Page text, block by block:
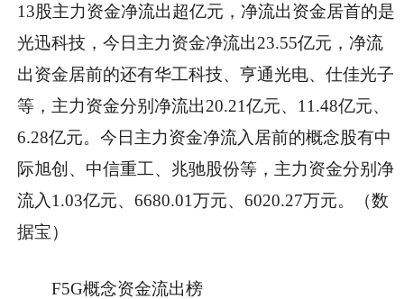
13股主力资金净流出超亿元，净流出资金居首的是
光迅科技，今日主力资金净流出23.55亿元，净流
出资金居前的还有华工科技、亨通光电、仕佳光子
等，主力资金分别净流出20.21亿元、11.48亿元、
6.28亿元。今日主力资金净流入居前的概念股有中
际旭创、中信重工、兆驰股份等，主力资金分别净
流入1.03亿元、6680.01万元、6020.27万元。（数
据宝）
F5G概念资金流出榜